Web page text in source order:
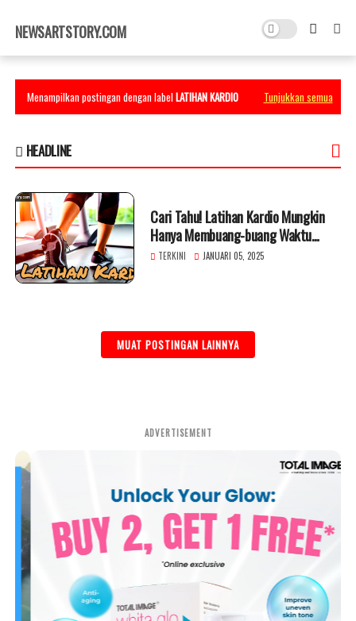
×
NEWSARTSTORY.COM
Menampilkan postingan dengan labelLATIHAN KARDIO Tunjukkan semua
HEADLINE
Cari Tahu! Latihan Kardio Mungkin
Hanya Membuang-buang Waktu
Tanpa Pengetahuan ini
TERKINI JANUARI 05, 2025
MUAT POSTINGAN LAINNYA
ADVERTISEMENT